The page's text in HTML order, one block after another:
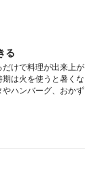
る
けで料理が出来上が
は火を使うと暑くな
ハンバーグ、おかず